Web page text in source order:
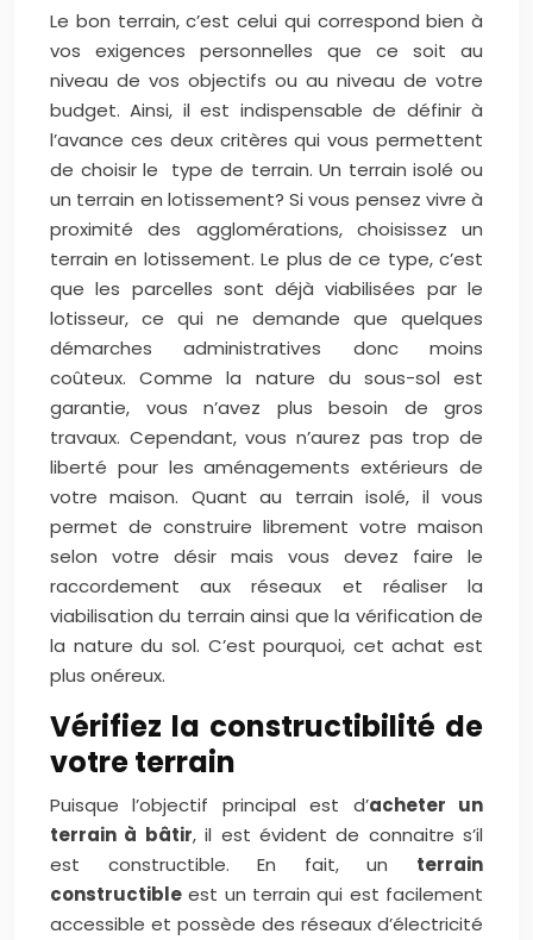
Le bon terrain, c’est celui qui correspond bien à
vos exigences personnelles que ce soit au
niveau de vos objectifs ou au niveau de votre
budget. Ainsi, il est indispensable de définir à
l’avance ces deux critères qui vous permettent
de choisir le type de terrain. Un terrain isolé ou
un terrain en lotissement? Si vous pensez vivre à
proximité des agglomérations, choisissez un
terrain en lotissement. Le plus de ce type, c’est
que les parcelles sont déjà viabilisées par le
lotisseur, ce qui ne demande que quelques
démarches administratives donc moins
coûteux. Comme la nature du sous-sol est
garantie, vous n’avez plus besoin de gros
travaux. Cependant, vous n’aurez pas trop de
liberté pour les aménagements extérieurs de
votre maison. Quant au terrain isolé, il vous
permet de construire librement votre maison
selon votre désir mais vous devez faire le
raccordement aux réseaux et réaliser la
viabilisation du terrain ainsi que la vérification de
la nature du sol. C’est pourquoi, cet achat est
plus onéreux.
Vérifiez la constructibilité de
votre terrain
Puisque l’objectif principal est d’acheter un
terrain à bâtir, il est évident de connaitre s’il
est constructible. En fait, un terrain
constructible est un terrain qui est facilement
accessible et possède des réseaux d’électricité